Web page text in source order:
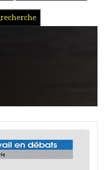
recherche